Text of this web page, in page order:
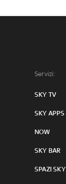
Servizi:
SKY TV
SKY APPS
NOW
SKY BAR
SPAZI SKY